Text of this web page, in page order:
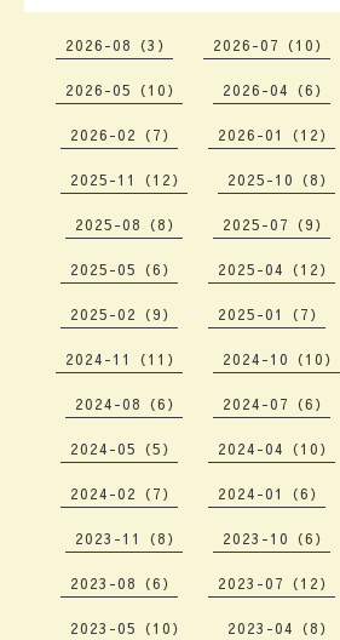
2026-08（3） 2026-07（10）
2026-05（10） 2026-04（6）
2026-02（7） 2026-01（12）
2025-11（12） 2025-10（8）
2025-08（8） 2025-07（9）
2025-05（6） 2025-04（12）
2025-02（9） 2025-01（7）
2024-11（11） 2024-10（10）
2024-08（6） 2024-07（6）
2024-05（5） 2024-04（10）
2024-02（7） 2024-01（6）
2023-11（8） 2023-10（6）
2023-08（6） 2023-07（12）
2023-05（10） 2023-04（8）